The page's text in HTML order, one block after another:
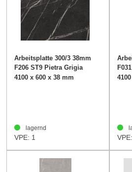
Arbeitsplatte 300/3 38mm
F206 ST9 Pietra Grigia
schwarz
4100 x 600 x 38 mm
lagernd
VPE: 1